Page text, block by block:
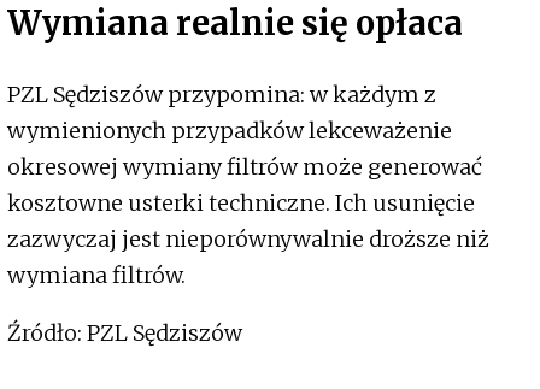
Wymiana realnie się opłaca
PZL Sędziszów przypomina: w każdym z
wymienionych przypadków lekceważenie
okresowej wymiany filtrów może generować
kosztowne usterki techniczne. Ich usunięcie
zazwyczaj jest nieporównywalnie droższe niż
wymiana filtrów.
Źródło: PZL Sędziszów